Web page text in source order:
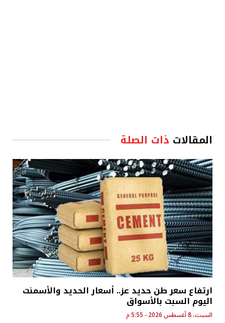
المقالات ذات الصلة
ارتفاع سعر طن حديد عز.. أسعار الحديد والأسمنت
اليوم السبت بالأسواق
السبت، 8 أغسطس 2026 - 5:55 م